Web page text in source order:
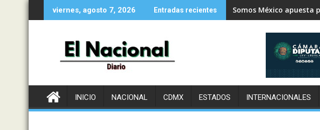
al
viernes, agosto 7, 2026 Entradas recientes Sheinbaum rechaza
INICIO NACIONAL CDMX ESTADOS INTERNACIONALES